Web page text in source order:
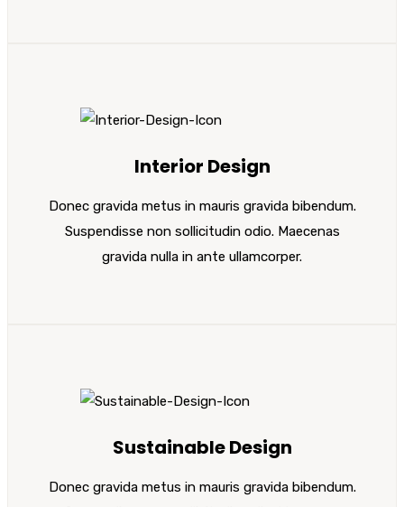
Interior Design
Donec gravida metus in mauris gravida bibendum.
Suspendisse non sollicitudin odio. Maecenas
gravida nulla in ante ullamcorper.
Sustainable Design
Donec gravida metus in mauris gravida bibendum.